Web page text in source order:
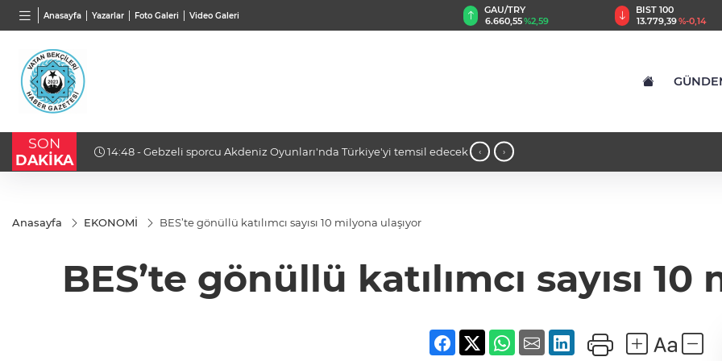
Anasayfa Yazarlar Foto Galeri Video Galeri
TND
16,3788%0,90
BGN
27,9743 %-0,22
GAU/TRY
6.660,55%2,59
BIST 100
13.779,39%-0,14
SON
DAKİKA
14:48 - Gebzeli sporcu Akdeniz Oyunları'nda Türkiye'yi temsil edecek ‹ ›
Anasayfa EKONOMİ BES’te gönüllü katılımcı sayısı 10 milyona ulaşıyor
BES’te gönüllü katılımcı sayısı